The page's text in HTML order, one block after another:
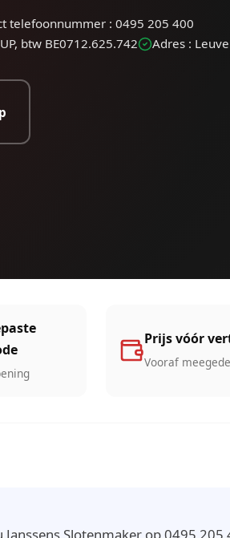
telefoonnummer : 0495 205 400
btw BE0712.625.742
Adres :
Prijs vóór
Vooraf